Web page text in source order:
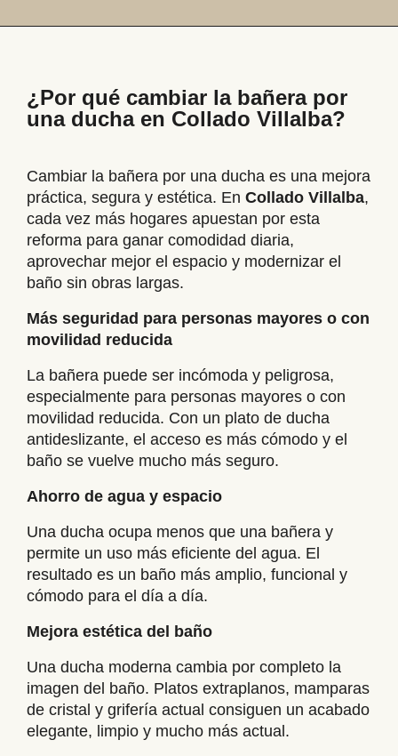
¿Por qué cambiar la bañera por
una ducha en Collado Villalba?
Cambiar la bañera por una ducha es una mejora
práctica, segura y estética. En Collado Villalba,
cada vez más hogares apuestan por esta
reforma para ganar comodidad diaria,
aprovechar mejor el espacio y modernizar el
baño sin obras largas.
Más seguridad para personas mayores o con
movilidad reducida
La bañera puede ser incómoda y peligrosa,
especialmente para personas mayores o con
movilidad reducida. Con un plato de ducha
antideslizante, el acceso es más cómodo y el
baño se vuelve mucho más seguro.
Ahorro de agua y espacio
Una ducha ocupa menos que una bañera y
permite un uso más eficiente del agua. El
resultado es un baño más amplio, funcional y
cómodo para el día a día.
Mejora estética del baño
Una ducha moderna cambia por completo la
imagen del baño. Platos extraplanos, mamparas
de cristal y grifería actual consiguen un acabado
elegante, limpio y mucho más actual.